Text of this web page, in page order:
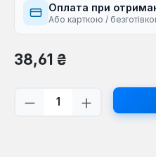
Оплата при
Або карткою /
Звичайна ціна:
38,61 ₴
Кількість